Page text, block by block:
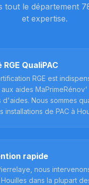
tout le département
et expertise.
QualiPAC
RGE est
aides MaPrimeRénov'
d'aides. Nous sommes
installations de PAC à
rapide
nous
dans la plupart